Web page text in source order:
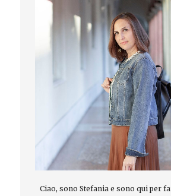
Ciao, sono Stefania e sono qui per